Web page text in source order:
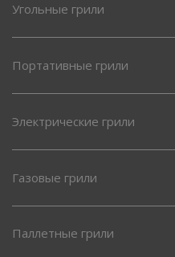
Угольные грили
Портативные грили
Электрические грили
Газовые грили
Паллетные грили